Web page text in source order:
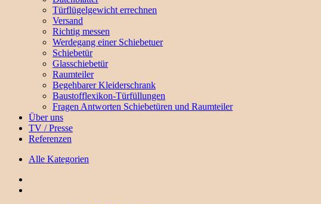
Türflügelgewicht errechnen
Versand
Richtig messen
Werdegang einer Schiebetuer
Schiebetür
Glasschiebetür
Raumteiler
Begehbarer Kleiderschrank
Baustofflexikon-Türfüllungen
Fragen Antworten Schiebetüren und Raumteiler
Über uns
TV / Presse
Referenzen
Alle Kategorien